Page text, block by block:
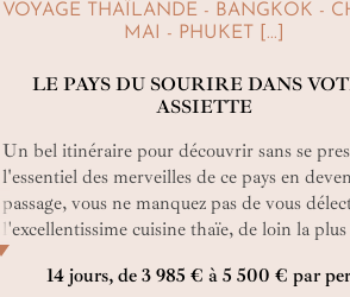
VOYAGE THAÏLANDE - BANGKOK -
MAI - PHUKET [...]
LE PAYS DU SOURIRE DANS
ASSIETTE
Un bel itinéraire pour découvrir sans se
l'essentiel des merveilles de ce pays en
passage, vous ne manquez pas de vous
l'excellentissime cuisine thaïe, de loin la plus
raffinée des cuisines asiatiques. Bon appétit !
14 jours, de 3 985 € à 5 500 € par